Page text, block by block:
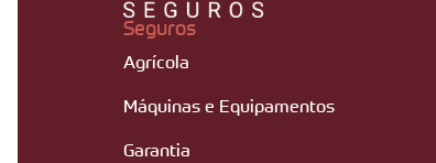
Seguros
Agrícola
Máquinas e Equipamentos
Garantia